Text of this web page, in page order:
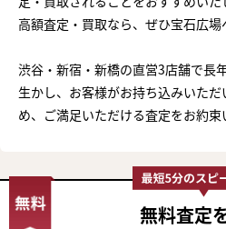
高額査定・買取なら、ぜひ宝石広場
渋谷・新宿・新橋の直営3店舗で長
生かし、お客様がお持ち込みいた
め、ご満足いただける査定をお約束
無料査定